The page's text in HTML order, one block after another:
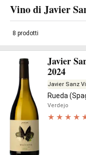
Vino di Javier
8 prodotti
Javier
2024
Javier Sanz
Rueda
Verdejo